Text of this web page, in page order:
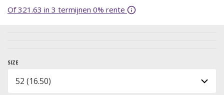
Of 321.63 in 3 termijnen 0% rente
SIZE